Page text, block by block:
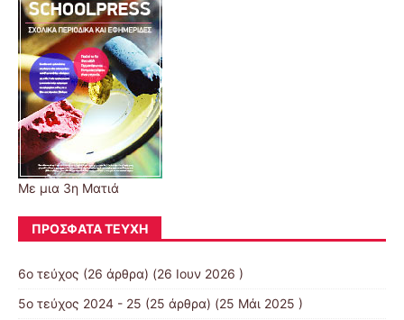
Με μια 3η Ματιά
ΠΡΌΣΦΑΤΑ ΤΕΎΧΗ
6ο τεύχος (26 άρθρα) (26 Ιουν 2026 )
5ο τεύχος 2024 - 25 (25 άρθρα) (25 Μάι 2025 )